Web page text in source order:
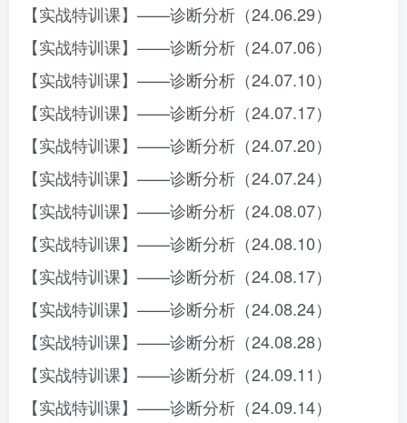
【实战特训课】——诊断分析（24.06.29）
【实战特训课】——诊断分析（24.07.06）
【实战特训课】——诊断分析（24.07.10）
【实战特训课】——诊断分析（24.07.17）
【实战特训课】——诊断分析（24.07.20）
【实战特训课】——诊断分析（24.07.24）
【实战特训课】——诊断分析（24.08.07）
【实战特训课】——诊断分析（24.08.10）
【实战特训课】——诊断分析（24.08.17）
【实战特训课】——诊断分析（24.08.24）
【实战特训课】——诊断分析（24.08.28）
【实战特训课】——诊断分析（24.09.11）
【实战特训课】——诊断分析（24.09.14）